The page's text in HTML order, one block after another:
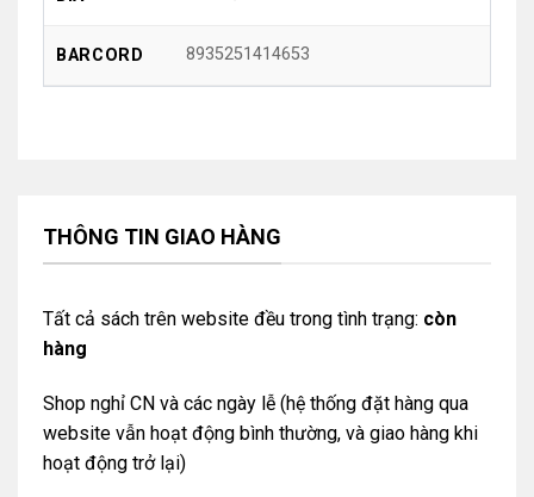
BARCORD 8935251414653
THÔNG TIN GIAO HÀNG
Tất cả sách trên website đều trong tình trạng: còn
hàng
Shop nghỉ CN và các ngày lễ (hệ thống đặt hàng qua
website vẫn hoạt động bình thường, và giao hàng khi
hoạt động trở lại)